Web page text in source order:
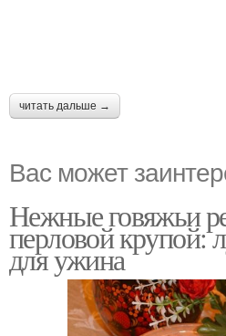
читать дальше →
Вас может
Нежные говяжьи
перловой крупой:
для ужина